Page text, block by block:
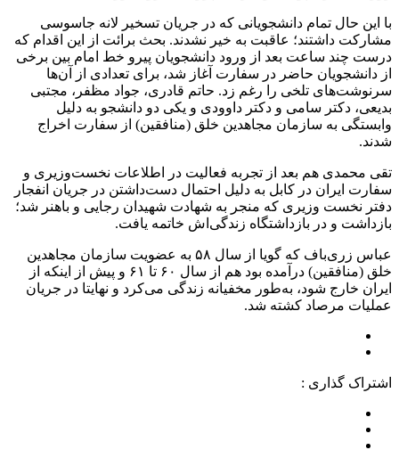
با این حال تمام دانشجویانی که در جریان تسخیر لانه جاسوسی
مشارکت داشتند؛ عاقبت به خیر نشدند. بحث برائت از این اقدام که
درست چند ساعت بعد از ورود دانشجویان پیرو خط امام بین برخی
از دانشجویان حاضر در سفارت آغاز شد، برای تعدادی از آن‌ها
سرنوشت‌های تلخی را رغم زد. حاتم قادری، جواد مظفر، مجتبی
بدیعی، دکتر سامی و دکتر داوودی و یکی دو دانشجو به دلیل
وابستگی به سازمان مجاهدین خلق (منافقین) از سفارت اخراج
شدند.
تقی محمدی هم بعد از تجربه فعالیت در اطلاعات نخست‌وزیری و
سفارت ایران در کابل به دلیل احتمال دست‌داشتن در جریان انفجار
دفتر نخست وزیری که منجر به شهادت شهیدان رجایی و باهنر شد؛
بازداشت و در بازداشتگاه زندگی‌اش خاتمه یافت.
عباس زری‌باف که گویا از سال ۵۸ به عضویت سازمان مجاهدین
خلق (منافقین) درآمده بود هم از سال ۶۰ تا ۶۱ و پیش از اینکه از
ایران خارج شود، به‌طور مخفیانه زندگی می‌کرد و نهایتا در جریان
عملیات مرصاد کشته شد.
اشتراک گذاری :